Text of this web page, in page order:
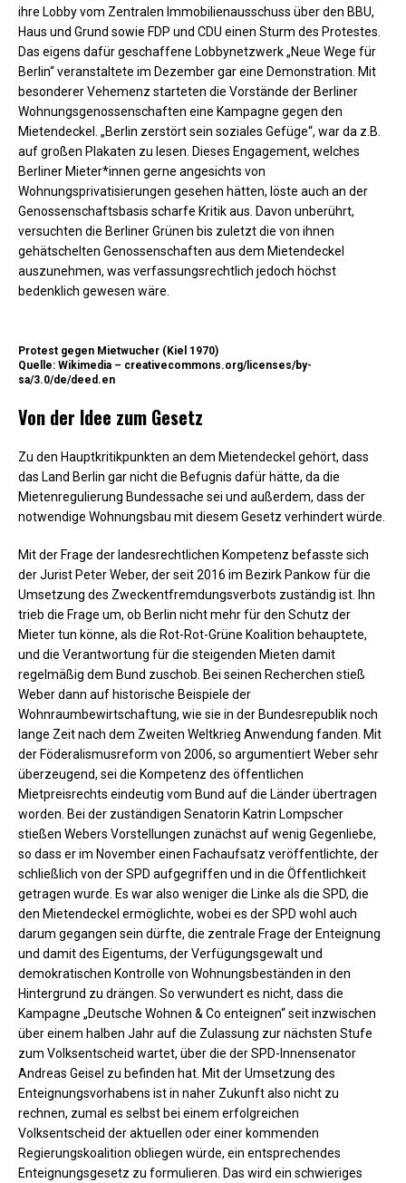
ihre Lobby vom Zentralen Immobilienausschuss über den BBU,
Haus und Grund sowie FDP und CDU einen Sturm des Protestes.
Das eigens dafür geschaffene Lobbynetzwerk „Neue Wege für
Berlin“ veranstaltete im Dezember gar eine Demonstration. Mit
besonderer Vehemenz starteten die Vorstände der Berliner
Wohnungsgenossenschaften eine Kampagne gegen den
Mietendeckel. „Berlin zerstört sein soziales Gefüge“, war da z.B.
auf großen Plakaten zu lesen. Dieses Engagement, welches
Berliner Mieter*innen gerne angesichts von
Wohnungsprivatisierungen gesehen hätten, löste auch an der
Genossenschaftsbasis scharfe Kritik aus. Davon unberührt,
versuchten die Berliner Grünen bis zuletzt die von ihnen
gehätschelten Genossenschaften aus dem Mietendeckel
auszunehmen, was verfassungsrechtlich jedoch höchst
bedenklich gewesen wäre.
Protest gegen Mietwucher (Kiel 1970)
Quelle: Wikimedia – creativecommons.org/licenses/by-
sa/3.0/de/deed.en
Von der Idee zum Gesetz
Zu den Hauptkritikpunkten an dem Mietendeckel gehört, dass
das Land Berlin gar nicht die Befugnis dafür hätte, da die
Mietenregulierung Bundessache sei und außerdem, dass der
notwendige Wohnungsbau mit diesem Gesetz verhindert würde.
Mit der Frage der landesrechtlichen Kompetenz befasste sich
der Jurist Peter Weber, der seit 2016 im Bezirk Pankow für die
Umsetzung des Zweckentfremdungsverbots zuständig ist. Ihn
trieb die Frage um, ob Berlin nicht mehr für den Schutz der
Mieter tun könne, als die Rot-Rot-Grüne Koalition behauptete,
und die Verantwortung für die steigenden Mieten damit
regelmäßig dem Bund zuschob. Bei seinen Recherchen stieß
Weber dann auf historische Beispiele der
Wohnraumbewirtschaftung, wie sie in der Bundesrepublik noch
lange Zeit nach dem Zweiten Weltkrieg Anwendung fanden. Mit
der Föderalismusreform von 2006, so argumentiert Weber sehr
überzeugend, sei die Kompetenz des öffentlichen
Mietpreisrechts eindeutig vom Bund auf die Länder übertragen
worden. Bei der zuständigen Senatorin Katrin Lompscher
stießen Webers Vorstellungen zunächst auf wenig Gegenliebe,
so dass er im November einen Fachaufsatz veröffentlichte, der
schließlich von der SPD aufgegriffen und in die Öffentlichkeit
getragen wurde. Es war also weniger die Linke als die SPD, die
den Mietendeckel ermöglichte, wobei es der SPD wohl auch
darum gegangen sein dürfte, die zentrale Frage der Enteignung
und damit des Eigentums, der Verfügungsgewalt und
demokratischen Kontrolle von Wohnungsbeständen in den
Hintergrund zu drängen. So verwundert es nicht, dass die
Kampagne „Deutsche Wohnen & Co enteignen“ seit inzwischen
über einem halben Jahr auf die Zulassung zur nächsten Stufe
zum Volksentscheid wartet, über die der SPD-Innensenator
Andreas Geisel zu befinden hat. Mit der Umsetzung des
Enteignungsvorhabens ist in naher Zukunft also nicht zu
rechnen, zumal es selbst bei einem erfolgreichen
Volksentscheid der aktuellen oder einer kommenden
Regierungskoalition obliegen würde, ein entsprechendes
Enteignungsgesetz zu formulieren. Das wird ein schwieriges